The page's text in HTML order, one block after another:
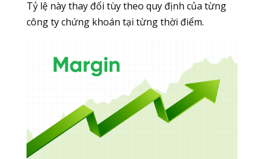
Tỷ lệ này thay đổi tùy theo quy định của từng
công ty chứng khoán tại từng thời điểm.